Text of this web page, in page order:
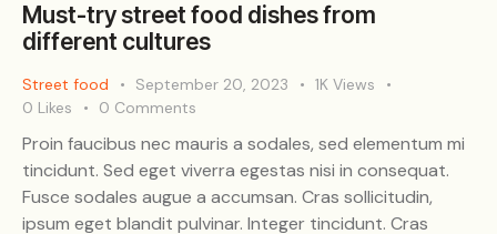
Must-try street food dishes from
different cultures
Street food September 20, 2023 1K Views
0 Likes 0 Comments
Proin faucibus nec mauris a sodales, sed elementum mi
tincidunt. Sed eget viverra egestas nisi in consequat.
Fusce sodales augue a accumsan. Cras sollicitudin,
ipsum eget blandit pulvinar. Integer tincidunt. Cras